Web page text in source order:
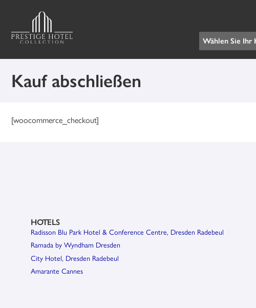
Kauf abschließen
[woocommerce_checkout]
HOTELS
Radisson Blu Park Hotel & Conference Centre, Dresden Radebeul
Ramada by Wyndham Dresden
City Hotel, Dresden Radebeul
Amarante Cannes